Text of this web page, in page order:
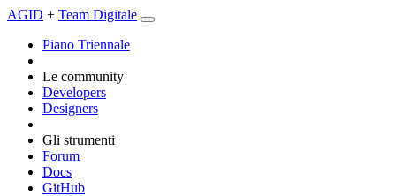
AGID + Team Digitale
Piano Triennale
Le community
Developers
Designers
Gli strumenti
Forum
Docs
GitHub